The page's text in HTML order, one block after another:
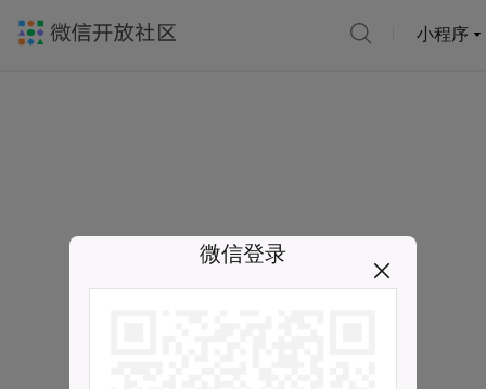
小程序
微信登录